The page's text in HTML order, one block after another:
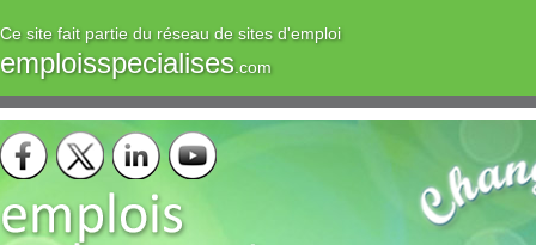
Ce site fait partie du réseau de sites d'emploi
emploisspecialises.com